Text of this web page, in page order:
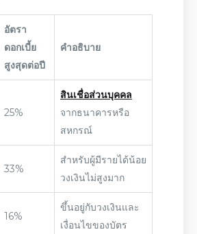
อัตรา
ดอกเบี้ย
สูงสุดต่อปี
คำอธิบาย
25%
สินเชื่อส่วนบุคคล
จากธนาคารหรือ
สหกรณ์
33%
สำหรับผู้มีรายได้น้อย
วงเงินไม่สูงมาก
16%
ขึ้นอยู่กับวงเงินและ
เงื่อนไขของบัตร